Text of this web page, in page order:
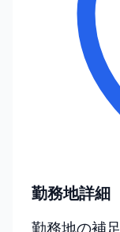
勤務地詳細
勤務地の補足